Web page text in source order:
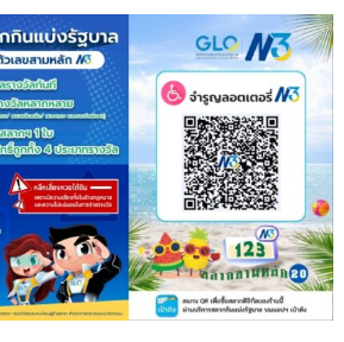
พร้อม
ชม
พิพิธภัณฑ์
พระพุทธ
คุณ
ฟรี
ตลอด
เดือน